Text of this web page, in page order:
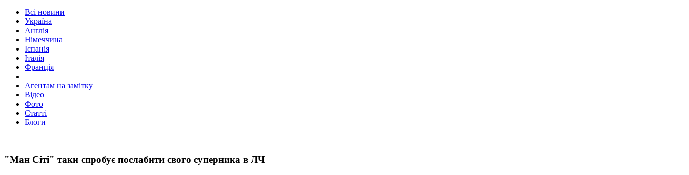
Всі новини
Україна
Англія
Німеччина
Іспанія
Італія
Франція
Агентам на замітку
Відео
Фото
Статті
Блоги
"Ман Сіті" таки спробує послабити свого суперника в ЛЧ